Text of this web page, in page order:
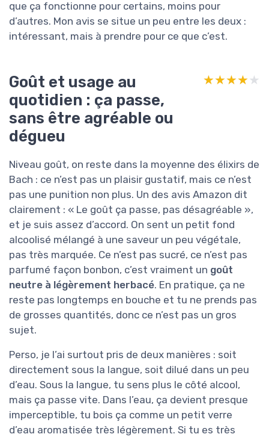
que ça fonctionne pour certains, moins pour
d’autres. Mon avis se situe un peu entre les deux :
intéressant, mais à prendre pour ce que c’est.
Goût et usage au
quotidien : ça passe,
sans être agréable ou
dégueu
★★★★★
★★★★★
Niveau goût, on reste dans la moyenne des élixirs de
Bach : ce n’est pas un plaisir gustatif, mais ce n’est
pas une punition non plus. Un des avis Amazon dit
clairement : « Le goût ça passe, pas désagréable »,
et je suis assez d’accord. On sent un petit fond
alcoolisé mélangé à une saveur un peu végétale,
pas très marquée. Ce n’est pas sucré, ce n’est pas
parfumé façon bonbon, c’est vraiment un goût
neutre à légèrement herbacé. En pratique, ça ne
reste pas longtemps en bouche et tu ne prends pas
de grosses quantités, donc ce n’est pas un gros
sujet.
Perso, je l’ai surtout pris de deux manières : soit
directement sous la langue, soit dilué dans un peu
d’eau. Sous la langue, tu sens plus le côté alcool,
mais ça passe vite. Dans l’eau, ça devient presque
imperceptible, tu bois ça comme un petit verre
d’eau aromatisée très légèrement. Si tu es très